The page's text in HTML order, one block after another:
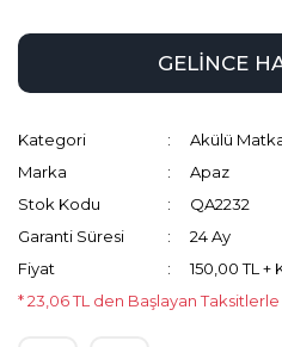
GELİNCE
Kategori
Akülü
Marka
Apaz
Stok Kodu
QA2232
Garanti Süresi
24 Ay
Fiyat
150,00 TL +
* 23,06 TL den Başlayan Taksitlerle